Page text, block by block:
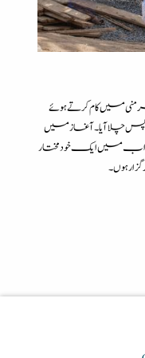
اچھی زندگی دینے کیلیے 8 سال جرمنی میں کام کرتے ہوئے
چلا آیا۔ آغاز میں
ہوں۔ اب میں ایک خود مختار
ہوں۔